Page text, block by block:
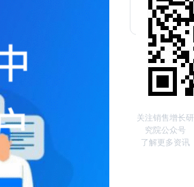
关注销售增长研
究院公众号
了解更多资讯